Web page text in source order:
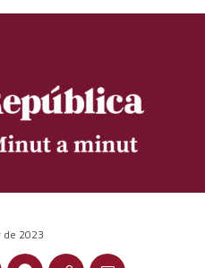
de 2023